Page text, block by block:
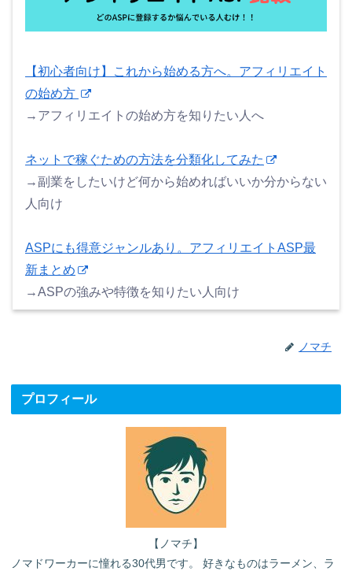
【初心者向け】これから始める方へ。アフィリエイト
の始め方
→アフィリエイトの始め方を知りたい人へ
ネットで稼ぐための方法を分類化してみた
→副業をしたいけど何から始めればいいか分からない
人向け
ASPにも得意ジャンルあり。アフィリエイトASP最
新まとめ
→ASPの強みや特徴を知りたい人向け
ノマチ
プロフィール
【ノマチ】
ノマドワーカーに憧れる30代男です。 好きなものはラーメン、ラ